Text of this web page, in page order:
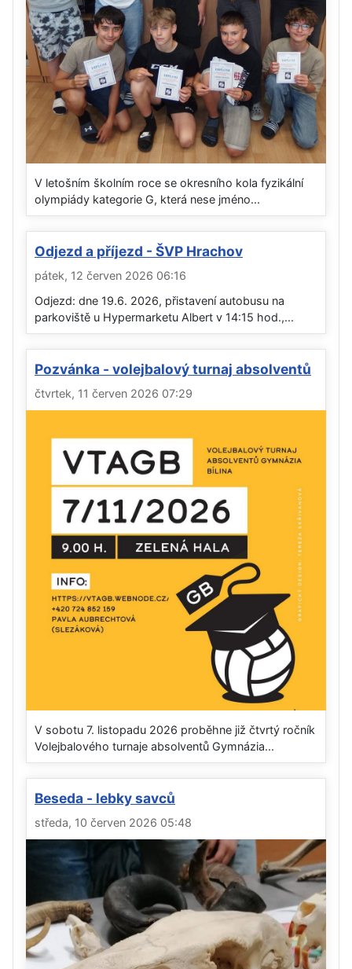
V letošním školním roce se okresního kola fyzikální
olympiády kategorie G, která nese jméno...
Odjezd a příjezd - ŠVP Hrachov
pátek, 12 červen 2026 06:16
Odjezd: dne 19.6. 2026, přistavení autobusu na
parkoviště u Hypermarketu Albert v 14:15 hod.,...
Pozvánka - volejbalový turnaj absolventů
čtvrtek, 11 červen 2026 07:29
V sobotu 7. listopadu 2026 proběhne již čtvrtý ročník
Volejbalového turnaje absolventů Gymnázia...
Beseda - lebky savců
středa, 10 červen 2026 05:48